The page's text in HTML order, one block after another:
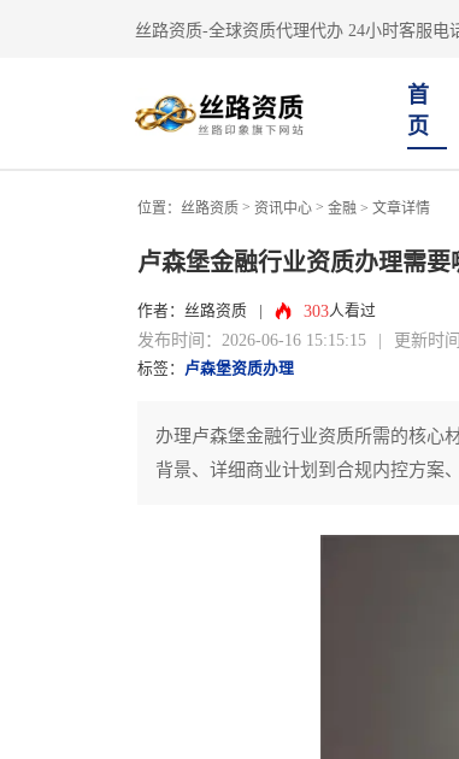
丝路资质-全球资质代理代办 24小时客服电
首
页
位置： 丝路资质 > 资讯中心 > 金融 > 文章详情
卢森堡金融行业资质办理需要
作者：丝路资质 303人看过
发布时间：2026-06-16 15:15:15 | 更新时
标签： 卢森堡资质办理
办理卢森堡金融行业资质所需的核心
背景、详细商业计划到合规内控方案